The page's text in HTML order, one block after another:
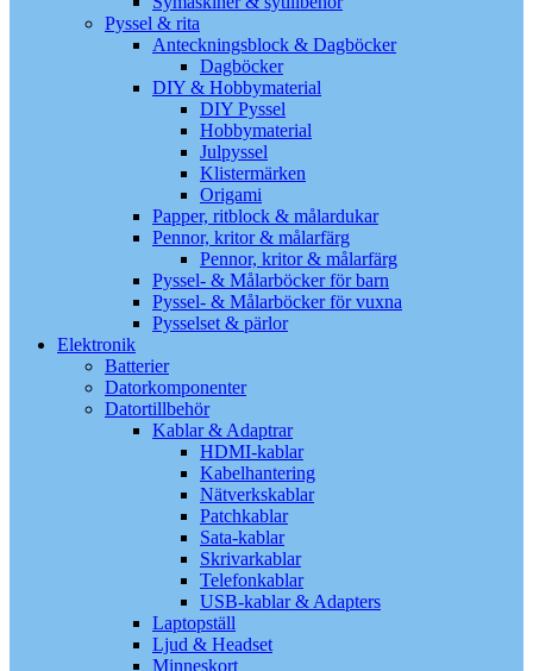
Pyssel & rita
Anteckningsblock & Dagböcker
Dagböcker
DIY & Hobbymaterial
DIY Pyssel
Hobbymaterial
Julpyssel
Klistermärken
Origami
Papper, ritblock & målardukar
Pennor, kritor & målarfärg
Pennor, kritor & målarfärg
Pyssel- & Målarböcker för barn
Pyssel- & Målarböcker för vuxna
Pysselset & pärlor
Elektronik
Batterier
Datorkomponenter
Datortillbehör
Kablar & Adaptrar
HDMI-kablar
Kabelhantering
Nätverkskablar
Patchkablar
Sata-kablar
Skrivarkablar
Telefonkablar
USB-kablar & Adapters
Laptopställ
Ljud & Headset
Minneskort